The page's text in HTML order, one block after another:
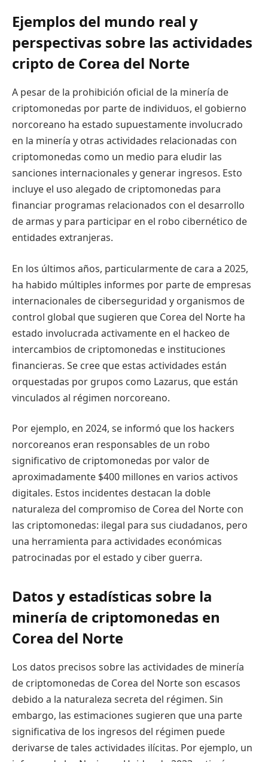
Ejemplos del mundo real y
perspectivas sobre las actividades
cripto de Corea del Norte
A pesar de la prohibición oficial de la minería de
criptomonedas por parte de individuos, el gobierno
norcoreano ha estado supuestamente involucrado
en la minería y otras actividades relacionadas con
criptomonedas como un medio para eludir las
sanciones internacionales y generar ingresos. Esto
incluye el uso alegado de criptomonedas para
financiar programas relacionados con el desarrollo
de armas y para participar en el robo cibernético de
entidades extranjeras.
En los últimos años, particularmente de cara a 2025,
ha habido múltiples informes por parte de empresas
internacionales de ciberseguridad y organismos de
control global que sugieren que Corea del Norte ha
estado involucrada activamente en el hackeo de
intercambios de criptomonedas e instituciones
financieras. Se cree que estas actividades están
orquestadas por grupos como Lazarus, que están
vinculados al régimen norcoreano.
Por ejemplo, en 2024, se informó que los hackers
norcoreanos eran responsables de un robo
significativo de criptomonedas por valor de
aproximadamente $400 millones en varios activos
digitales. Estos incidentes destacan la doble
naturaleza del compromiso de Corea del Norte con
las criptomonedas: ilegal para sus ciudadanos, pero
una herramienta para actividades económicas
patrocinadas por el estado y ciber guerra.
Datos y estadísticas sobre la
minería de criptomonedas en
Corea del Norte
Los datos precisos sobre las actividades de minería
de criptomonedas de Corea del Norte son escasos
debido a la naturaleza secreta del régimen. Sin
embargo, las estimaciones sugieren que una parte
significativa de los ingresos del régimen puede
derivarse de tales actividades ilícitas. Por ejemplo, un